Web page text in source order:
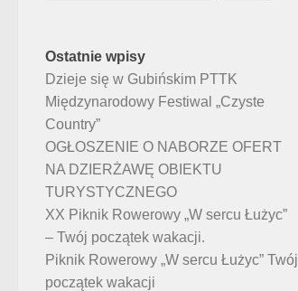
Ostatnie wpisy
Dzieje się w Gubińskim PTTK
Międzynarodowy Festiwal „Czyste
Country”
OGŁOSZENIE O NABORZE OFERT
NA DZIERŻAWĘ OBIEKTU
TURYSTYCZNEGO
XX Piknik Rowerowy „W sercu Łużyc”
– Twój początek wakacji.
Piknik Rowerowy „W sercu Łużyc” Twój
początek wakacji